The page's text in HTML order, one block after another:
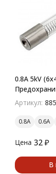
0.8A 5kV
Артикул:
0.8A 0.6A
Цена 32 ₽
В